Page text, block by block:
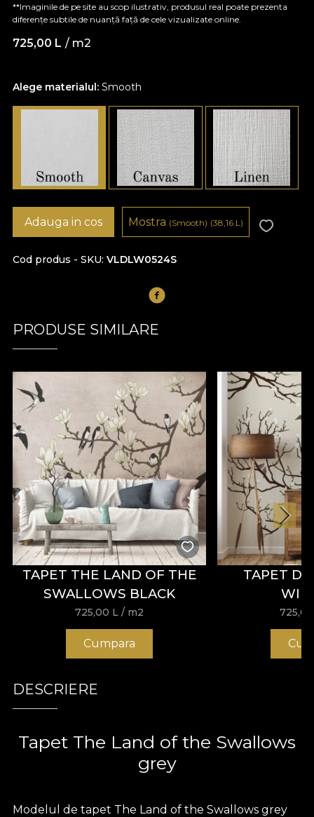
Alege materialul: Smooth
**Imaginile de pe site au scop ilustrativ, produsul real poate prezenta
diferențe subtile de nuanță față de cele vizualizate online.
725,00 L / m2
Cod produs - SKU VLDLW0524S
Adauga in cos Mostra (Smooth) (38,16 L )
PRODUSE SIMILARE
TAPET THE LAND OF THE
SWALLOWS BLACK
725,00 L / m2
Cumpara
TAPET
DESCRIERE
Tapet The Land of the Swallows
grey
Modelul de tapet The Land of the Swallows grey